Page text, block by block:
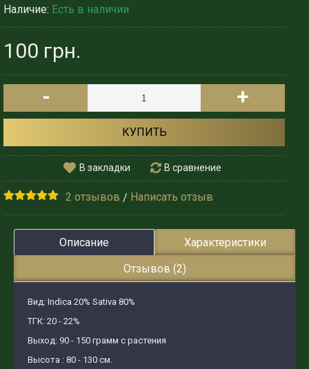
Наличие: Есть в наличии
100 грн.
-
+
КУПИТЬ
В закладки В сравнение
2 отзывов / Написать отзыв
Описание
Характеристики
Отзывов (2)
Вид: Indica 20% Sativa 80%
ТГК: 20 - 22%
Выход: 90 - 150 грамм с растения
Высота : 80 - 130 см.